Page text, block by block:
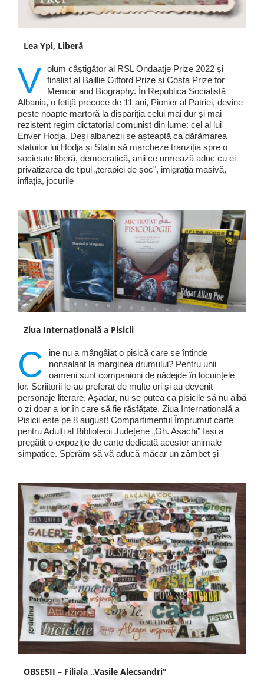
Lea Ypi, Liberă
V olum câștigător al RSL Ondaatje Prize 2022 și
finalist al Baillie Gifford Prize și Costa Prize for
Memoir and Biography. În Republica Socialistă
Albania, o fetiță precoce de 11 ani, Pionier al Patriei, devine
peste noapte martoră la dispariția celui mai dur și mai
rezistent regim dictatorial comunist din lume: cel al lui
Enver Hodja. Deși albanezii se așteaptă ca dărâmarea
statuilor lui Hodja și Stalin să marcheze tranziția spre o
societate liberă, democratică, anii ce urmează aduc cu ei
privatizarea de tipul „terapiei de șoc", imigrația masivă,
inflația, jocurile
Ziua Internațională a Pisicii
C
ine nu a mângâiat o pisică care se întinde
nonșalant la marginea drumului? Pentru unii
oameni sunt companioni de nădejde în locuințele
lor. Scriitorii le-au preferat de multe ori și au devenit
personaje literare. Așadar, nu se putea ca pisicile să nu aibă
o zi doar a lor în care să fie răsfățate. Ziua Internațională a
Pisicii este pe 8 august! Compartimentul Împrumut carte
pentru Adulți al Bibliotecii Județene „Gh. Asachi” Iași a
pregătit o expoziție de carte dedicată acestor animale
simpatice. Sperăm să vă aducă măcar un zâmbet și
OBSESII – Filiala „Vasile Alecsandri”